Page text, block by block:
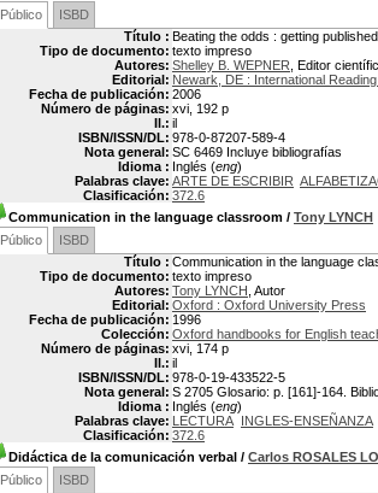
Público
ISBD
Título : Beating the odds : getting
Tipo de documento: texto impreso
Autores: Shelley B. WEPNER , Editor
Editorial: Newark, DE : International
Fecha de publicación: 2006
Número de páginas: xvi, 192 p
Il.: il
ISBN/ISSN/DL: 978-0-87207-589-4
Nota general: SC 6469 Incluye bibliografías
Idioma : Inglés (eng)
Palabras clave: ARTE DE ESCRIBIR
Clasificación: 372.6
Communication in the language classroom / Tony LYNCH
Público
ISBD
Título : Communication in the language
Tipo de documento: texto impreso
Autores: Tony LYNCH , Autor
Editorial: Oxford : Oxford University Press
Fecha de publicación: 1996
Colección: Oxford handbooks for English
Número de páginas: xvi, 174 p
Il.: il
ISBN/ISSN/DL: 978-0-19-433522-5
Nota general: S 2705 Glosario: p. [161]-164.
Idioma : Inglés (eng)
Palabras clave: LECTURA INGLES-ENSEÑANZA
Clasificación: 372.6
Didáctica de la comunicación verbal / Carlos ROSALES
Público
ISBD